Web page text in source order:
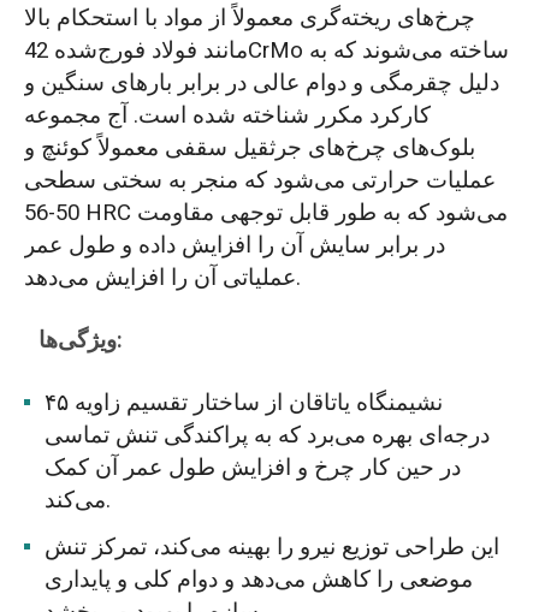
چرخ‌های ریخته‌گری معمولاً از مواد با استحکام بالا
مانند فولاد فورج‌شده 42CrMo ساخته می‌شوند که به
دلیل چقرمگی و دوام عالی در برابر بارهای سنگین و
کارکرد مکرر شناخته شده است. آج مجموعه
بلوک‌های چرخ‌های جرثقیل سقفی معمولاً کوئنچ و
عملیات حرارتی می‌شود که منجر به سختی سطحی
50-56 HRC می‌شود که به طور قابل توجهی مقاومت
در برابر سایش آن را افزایش داده و طول عمر
عملیاتی آن را افزایش می‌دهد.
ویژگی‌ها:
نشیمنگاه یاتاقان از ساختار تقسیم زاویه ۴۵
درجه‌ای بهره می‌برد که به پراکندگی تنش تماسی
در حین کار چرخ و افزایش طول عمر آن کمک
می‌کند.
این طراحی توزیع نیرو را بهینه می‌کند، تمرکز تنش
موضعی را کاهش می‌دهد و دوام کلی و پایداری